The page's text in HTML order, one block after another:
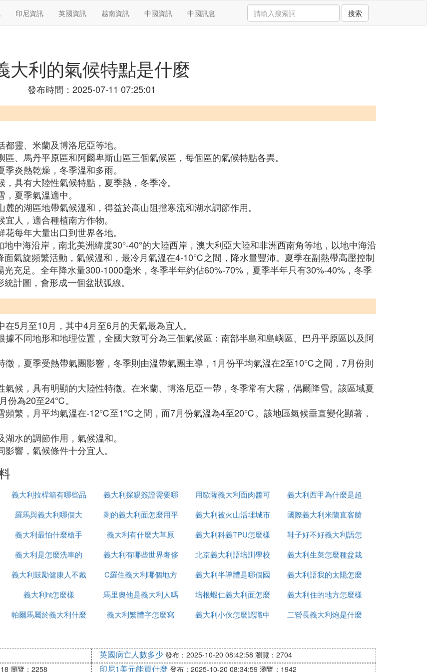
印尼資訊 英國資訊 越南資訊 中國資訊 中國訊息 搜索
大利的氣候特點是什麼
發布時間：2025-07-11 07:25:01
靈、米蘭及博洛尼亞等地。
、馬丹平原區和阿爾卑斯山區三個氣候區，每個區的氣候特點各異。
炎熱乾燥，冬季溫和多雨。
具有大陸性氣候特點，夏季熱，冬季冷。
夏季氣溫適中。
的湖區地帶氣候溫和，得益於高山阻擋寒流和湖水調節作用。
人，適合種植南方作物。
每年大量出口到世界各地。
中海沿岸，南北美洲緯度30°-40°的大陸西岸，澳大利亞大陸和非洲西南角等地，以地中海沿
氣旋頻繁活動，氣候溫和，最冷月氣溫在4-10℃之間，降水量豐沛。夏季在副熱帶高壓控制
充足。全年降水量300-1000毫米，冬季半年約佔60%-70%，夏季半年只有30%-40%，冬季
計圖，會形成一個盆狀弧線。
5月至10月，其中4月至6月的天氣最為宜人。
不同地形和地理位置，全國大致可分為三個氣候區：南部半島和島嶼區、巴丹平原區以及阿
徵，夏季受熱帶氣團影響，冬季則由溫帶氣團主導，1月份平均氣溫在2至10℃之間，7月份則
候，具有明顯的大陸性特徵。在米蘭、博洛尼亞一帶，冬季常有大霧，偶爾降雪。該區域夏
份為20至24℃。
頻繁，月平均氣溫在-12℃至1℃之間，而7月份氣溫為4至20℃。該地區氣候垂直變化顯著，
水的調節作用，氣候溫和。
響，氣候條件十分宜人。
義大利拉桿箱有哪些品
牌
義大利探親簽證需要哪
些
用歐薩義大利面肉醬可
做什麼
義大利西甲為什麼是超
級甲
羅馬與義大利哪個大
剩的義大利面怎麼用平
底鍋加熱
義大利被火山活埋城市
叫什麼
國際義大利米蘭直客艙
是什麼意思
義大利最怕什麼槍手 義大利有什麼大草原 義大利科義TPU怎麼樣
鞋子好不好義大利語怎
麼說
義大利是怎麼洗車的
義大利有哪些世界奢侈
品牌
北京義大利語培訓學校
有哪些
義大利生菜怎麼種盆栽
義大利鼓勵健康人不戴
口罩這什麼操作
C羅住義大利哪個地方
義大利半導體是哪個國
家的
義大利語我的太陽怎麼
寫
義大利ht怎麼樣
馬里奧他是義大利人嗎
法語怎麼說
培根蝦仁義大利面怎麼
做
義大利住的地方怎麼樣
帕爾馬屬於義大利什麼
義大利繁體字怎麼寫
義大利小伙怎麼認識中
二營長義大利炮是什麼
英國病亡人數多少 發布：2025-10-20 08:42:58 瀏覽：2704
瀏覽：2258 印尼1美元能買什麼 發布：2025-10-20 08:34:59 瀏覽：1942